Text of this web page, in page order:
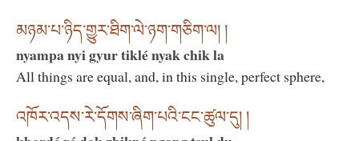
མཉམ་པ་ཉིད་གྱུར་ཐིག་ལེ་ཉག་གཅིག་ལ། །
nyampa nyi gyur tiklé nyak chik la
All things are equal, and, in this single, perfect sphere,
འཁོར་འདས་རེ་དོགས་ཞིག་པའི་ངང་ཚུལ་དུ། །